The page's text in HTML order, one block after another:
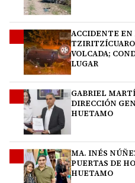
ACCIDENTE EN
VOLCADA;
LUGAR
GABRIEL
DIRECCIÓN
HUETAMO
MA. INÉS
PUERTAS DE
HUETAMO